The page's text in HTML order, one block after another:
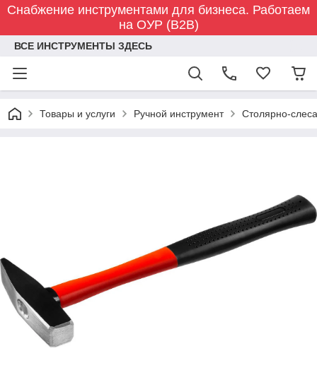
Снабжение инструментами для бизнеса. Работаем
на ОУР (B2B)
ВСЕ ИНСТРУМЕНТЫ ЗДЕСЬ
Товары и услуги Ручной инструмент Столярно-